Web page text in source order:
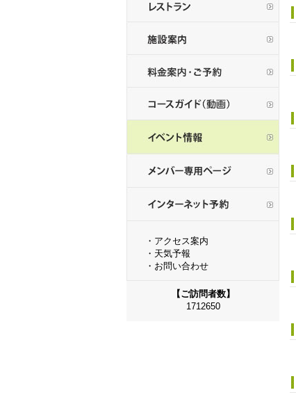
・ アクセス案内
・ 天気予報
・ お問い合わせ
【ご訪問者数】
1712650